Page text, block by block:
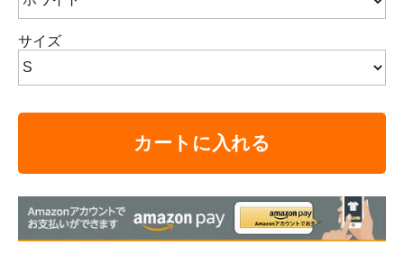
サイズ
カートに入れる